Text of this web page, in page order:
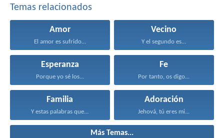
Temas relacionados
Amor
El amor es sufrido...
Vecino
Y el segundo es...
Esperanza
Porque yo sé los...
Fe
Por tanto, os digo...
Familia
Y estas palabras que...
Adoración
Jehová, tú eres mi...
Más Temas...